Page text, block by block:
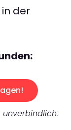
in der
unverbindlich.